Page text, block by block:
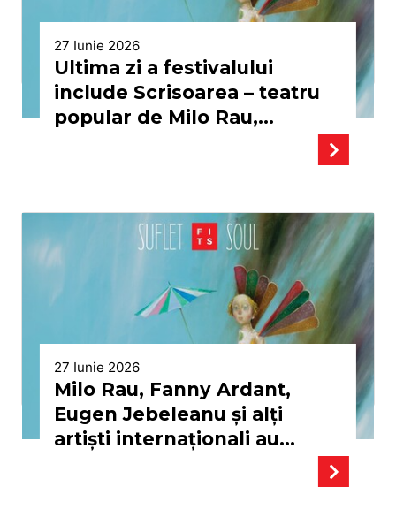
27 Iunie 2026
Ultima zi a festivalului
include Scrisoarea – teatru
popular de Milo Rau,
multimedia cu drone, lumini
27 Iunie 2026
Milo Rau, Fanny Ardant,
Eugen Jebeleanu și alți
artiști internaționali au
umplut sălile de spectacol în